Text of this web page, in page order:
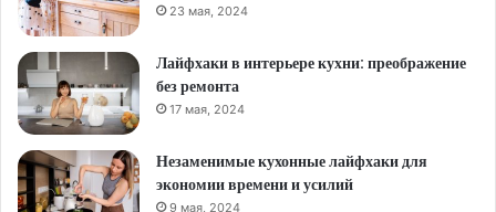
23 мая, 2024
Лайфхаки в интерьере кухни: преображение
без ремонта
17 мая, 2024
Незаменимые кухонные лайфхаки для
экономии времени и усилий
9 мая, 2024